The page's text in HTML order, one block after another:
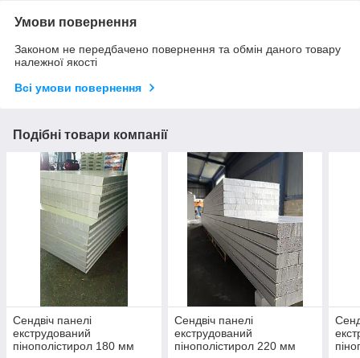
Умови повернення
Законом не передбачено повернення та обмін даного товару
належної якості
Всі умови повернення
Подібні товари компанії
Сендвіч панелі
екструдований
пінополістирол 180 мм
Сендвіч панелі
екструдований
пінополістирол 220 мм